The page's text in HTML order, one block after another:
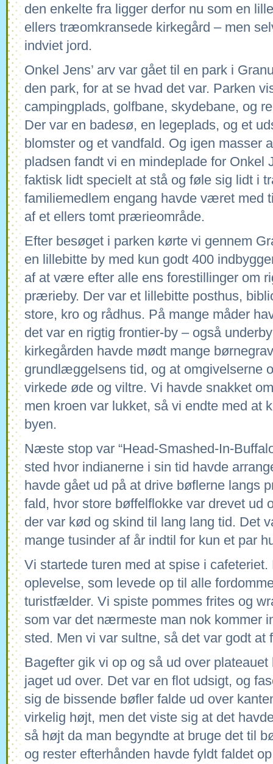
den enkelte fra ligger derfor nu som en
ellers træomkransede kirkegård – men
indviet jord.
Onkel Jens’ arv var gået til en park i
den park, for at se hvad det var. Parken
campingplads, golfbane, skydebane, og
Der var en badesø, en legeplads, og et
blomster og et vandfald. Og igen masser
pladsen fandt vi en mindeplade for Onkel
faktisk lidt specielt at stå og føle sig lidt i
familiemedlem engang havde været med
af et ellers tomt prærieområde.
Efter besøget i parken kørte vi gennem
en lillebitte by med kun godt 400
af at være efter alle ens forestillinger om
prærieby. Der var et lillebitte posthus,
store, kro og rådhus. På mange måder
det var en rigtig frontier-by – også
kirkegården havde mødt mange
grundlæggelsens tid, og at omgivelserne
virkede øde og viltre. Vi havde snakket
men kroen var lukket, så vi endte med at
byen.
Næste stop var “Head-Smashed-In-
sted hvor indianerne i sin tid havde
havde gået ud på at drive bøflerne langs
fald, hvor store bøffelflokke var drevet ud
der var kød og skind til lang lang tid. Det
mange tusinder af år indtil for kun et par
Vi startede turen med at spise i cafeteriet.
oplevelse, som levede op til alle
turistfælder. Vi spiste pommes frites og
som var det nærmeste man nok kommer
sted. Men vi var sultne, så det var godt at
Bagefter gik vi op og så ud over
jaget ud over. Det var en flot udsigt, og
sig de bissende bøfler falde ud over
virkelig højt, men det viste sig at det
så højt da man begyndte at bruge det til
og rester efterhånden havde fyldt faldet